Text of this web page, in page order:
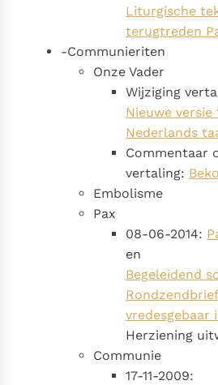
Liturgische
terugtreden
-Communieriten
Onze Vader
Wijziging
Nieuwe versie
Nederlands
Commentaar
vertaling:
Embolisme
Pax
08-06-2014:
en
Begeleidend
vredesgebaar
Herziening
Communie
17-11-2009: